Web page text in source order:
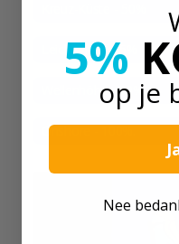
Leichtwind - 75%
Wellenhöhe - 50%.
Onshore - 100%.
5%
op je
Nee